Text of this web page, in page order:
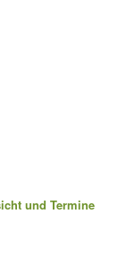
und Termine